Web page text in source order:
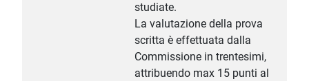
studiate.
La valutazione della prova
scritta è effettuata dalla
Commissione in trentesimi,
attribuendo max 15 punti al